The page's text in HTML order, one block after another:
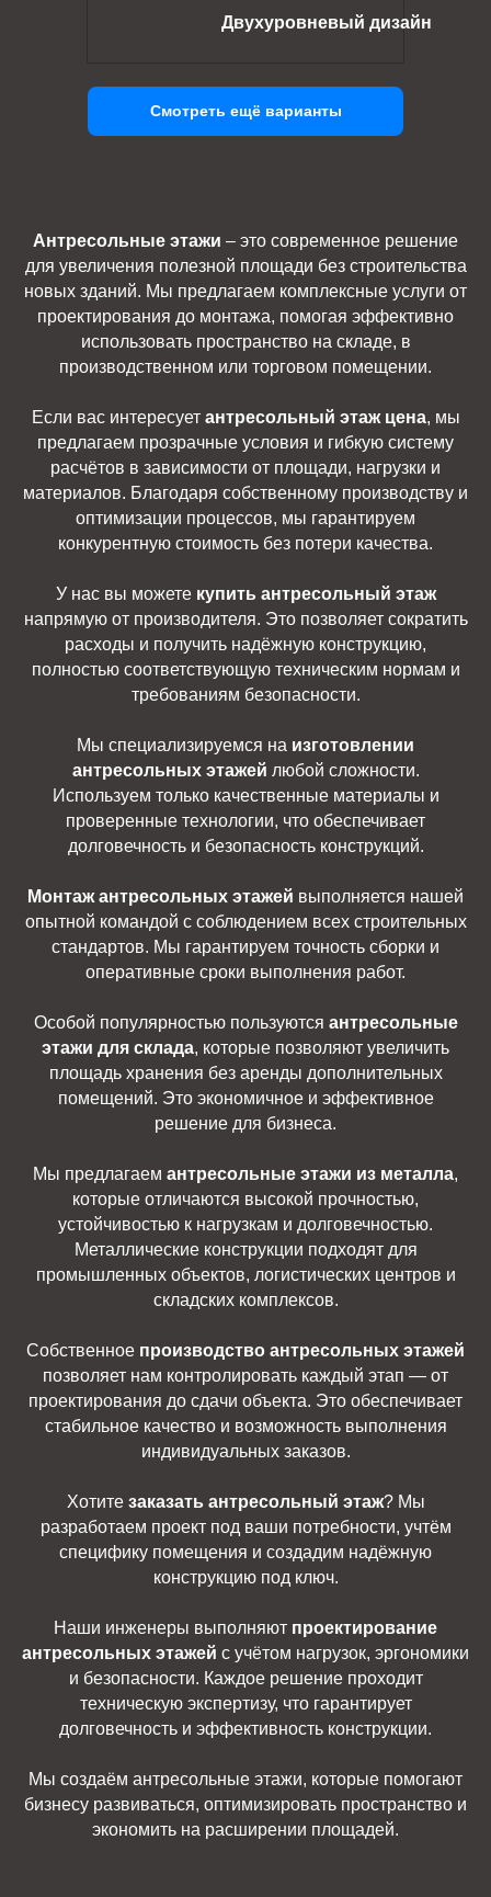
Двухуровневый дизайн
Смотреть ещё варианты
Антресольные этажи – это современное решение
для увеличения полезной площади без строительства
новых зданий. Мы предлагаем комплексные услуги от
проектирования до монтажа, помогая эффективно
использовать пространство на складе, в
производственном или торговом помещении.
Если вас интересует антресольный этаж цена, мы
предлагаем прозрачные условия и гибкую систему
расчётов в зависимости от площади, нагрузки и
материалов. Благодаря собственному производству и
оптимизации процессов, мы гарантируем
конкурентную стоимость без потери качества.
У нас вы можете купить антресольный этаж
напрямую от производителя. Это позволяет сократить
расходы и получить надёжную конструкцию,
полностью соответствующую техническим нормам и
требованиям безопасности.
Мы специализируемся на изготовлении
антресольных этажей любой сложности.
Используем только качественные материалы и
проверенные технологии, что обеспечивает
долговечность и безопасность конструкций.
Монтаж антресольных этажей выполняется нашей
опытной командой с соблюдением всех строительных
стандартов. Мы гарантируем точность сборки и
оперативные сроки выполнения работ.
Особой популярностью пользуются антресольные
этажи для склада, которые позволяют увеличить
площадь хранения без аренды дополнительных
помещений. Это экономичное и эффективное
решение для бизнеса.
Мы предлагаем антресольные этажи из металла,
которые отличаются высокой прочностью,
устойчивостью к нагрузкам и долговечностью.
Металлические конструкции подходят для
промышленных объектов, логистических центров и
складских комплексов.
Собственное производство антресольных этажей
позволяет нам контролировать каждый этап — от
проектирования до сдачи объекта. Это обеспечивает
стабильное качество и возможность выполнения
индивидуальных заказов.
Хотите заказать антресольный этаж? Мы
разработаем проект под ваши потребности, учтём
специфику помещения и создадим надёжную
конструкцию под ключ.
Наши инженеры выполняют проектирование
антресольных этажей с учётом нагрузок, эргономики
и безопасности. Каждое решение проходит
техническую экспертизу, что гарантирует
долговечность и эффективность конструкции.
Мы создаём антресольные этажи, которые помогают
бизнесу развиваться, оптимизировать пространство и
экономить на расширении площадей.